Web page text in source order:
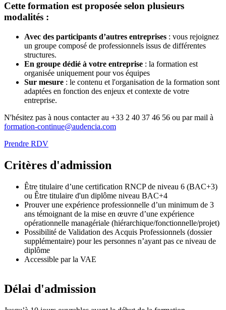
Cette formation est proposée selon plusieurs
modalités :
Avec des participants d’autres entreprises : vous rejoignez
un groupe composé de professionnels issus de différentes
structures.
En groupe dédié à votre entreprise : la formation est
organisée uniquement pour vos équipes
Sur mesure : le contenu et l'organisation de la formation sont
adaptées en fonction des enjeux et contexte de votre
entreprise.
N'hésitez pas à nous contacter au +33 2 40 37 46 56 ou par mail à
formation-continue@audencia.com
Prendre RDV
Critères d'admission
Être titulaire d’une certification RNCP de niveau 6 (BAC+3)
ou Être titulaire d'un diplôme niveau BAC+4
Prouver une expérience professionnelle d’un minimum de 3
ans témoignant de la mise en œuvre d’une expérience
opérationnelle managériale (hiérarchique/fonctionnelle/projet)
Possibilité de Validation des Acquis Professionnels (dossier
supplémentaire) pour les personnes n’ayant pas ce niveau de
diplôme
Accessible par la VAE
Délai d'admission